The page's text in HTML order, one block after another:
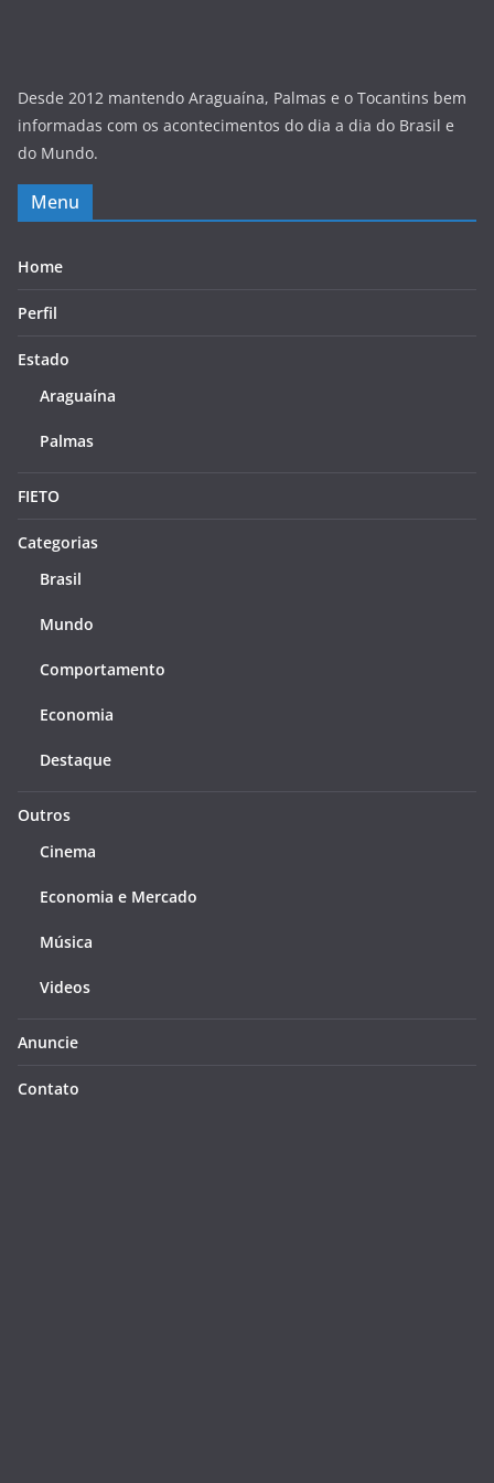
Desde 2012 mantendo Araguaína, Palmas e o Tocantins bem
informadas com os acontecimentos do dia a dia do Brasil e
do Mundo.
Menu
Home
Perfil
Estado
Araguaína
Palmas
FIETO
Categorias
Brasil
Mundo
Comportamento
Economia
Destaque
Outros
Cinema
Economia e Mercado
Música
Videos
Anuncie
Contato